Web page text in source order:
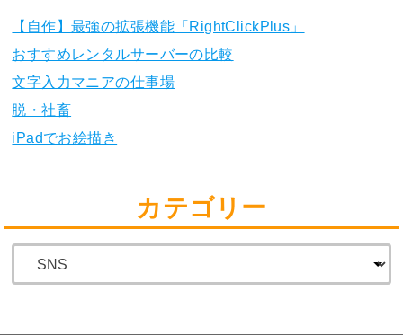
【自作】最強の拡張機能「RightClickPlus」
おすすめレンタルサーバーの比較
文字入力マニアの仕事場
脱・社畜
iPadでお絵描き
カテゴリー